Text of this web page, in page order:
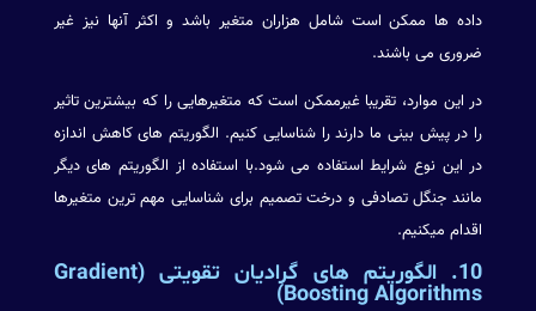
داده ها ممکن است شامل هزاران متغیر باشد و اکثر آنها نیز غیر
ضروری می باشند.
در این موارد، تقریبا غیرممکن است که متغیرهایی را که بیشترین تاثیر
را در پیش بینی ما دارند را شناسایی کنیم. الگوریتم های کاهش اندازه
در این نوع شرایط استفاده می شود.با استفاده از الگوریتم های دیگر
مانند جنگل تصادفی و درخت تصمیم برای شناسایی مهم ترین متغیرها
اقدام میکنیم.
10. الگوریتم های گرادیان تقویتی (Gradient
Boosting Algorithms)